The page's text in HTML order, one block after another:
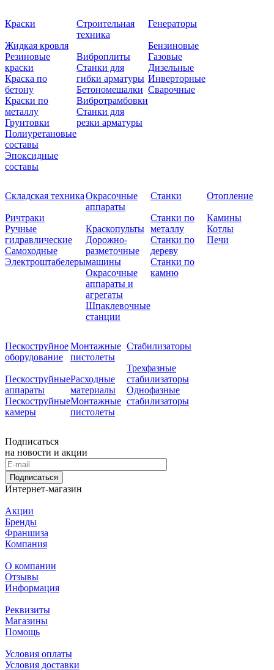
Краски
Жидкая кровля
Резиновые
краски
Краска по
бетону
Краски по
металлу
Грунтовки
Полиуретановые
составы
Эпоксидные
составы
Строительная
техника
Виброплиты
Станки для
гибки арматуры
Бетономешалки
Вибротрамбовки
Станки для
резки арматуры
Генераторы
Бензиновые
Газовые
Дизельные
Инверторные
Сварочные
Складская техника
Ричтраки
Ручные
гидравлические
Самоходные
Электроштабелеры
Окрасочные
аппараты
Краскопульты
Дорожно-
разметочные
машины
Окрасочные
аппараты и
агрегаты
Шпаклевочные
станции
Станки
Станки по
металлу
Станки по
дереву
Станки по
камню
Отопление
Камины
Котлы
Печи
Пескоструйное
оборудование
Пескоструйные
аппараты
Пескоструйные
камеры
Монтажные
пистолеты
Расходные
материалы
Монтажные
пистолеты
Стабилизаторы
Трехфазные
стабилизаторы
Однофазные
стабилизаторы
Подписаться
на новости и акции
Подписаться
Интернет-магазин
Акции
Бренды
Франшиза
Компания
О компании
Отзывы
Информация
Реквизиты
Магазины
Помощь
Условия оплаты
Условия доставки